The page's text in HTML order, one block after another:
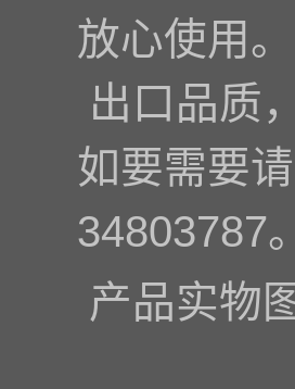
放心使用。
出口品质
如要需要
34803787
产品实物